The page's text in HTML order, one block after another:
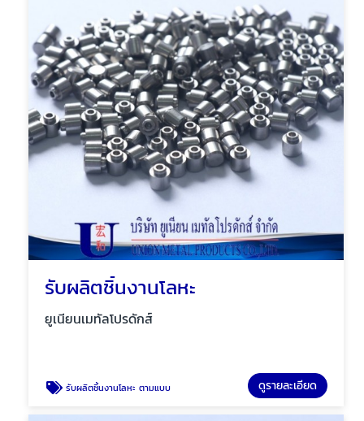
รับผลิตชิ้นงานโลหะ
ยูเนียนเมทัลโปรดักส์
รับผลิตชิ้นงานโลหะ ตามแบบ ดูรายละเอียด